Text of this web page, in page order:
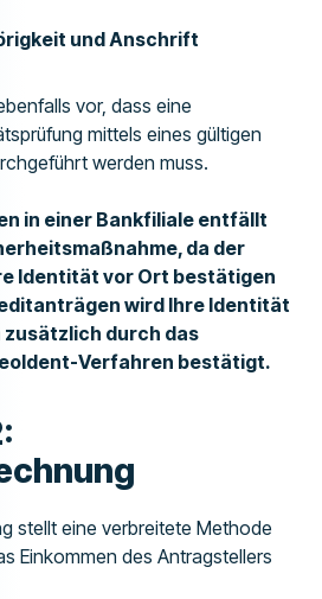
und Anschrift
vor, dass eine
mittels eines gültigen
werden muss.
in einer Bankfiliale entfällt
da der
Identität vor Ort bestätigen
wird Ihre Identität
durch das
Verfahren bestätigt.
stellt eine verbreitete Methode
Einkommen des Antragstellers